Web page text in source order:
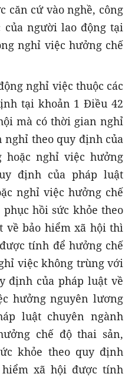
căn cứ vào nghề, công
người lao động tại
nghỉ việc hưởng chế
nghỉ việc thuộc các
tại khoản 1 Điều 42
mà có thời gian nghỉ
theo quy định của
hoặc nghỉ việc hưởng
định của pháp luật
nghỉ việc hưởng chế
hồi sức khỏe theo
về bảo hiểm xã hội thì
tính để hưởng chế
việc không trùng với
định của pháp luật về
hưởng nguyên lương
luật chuyên ngành
chế độ thai sản,
khỏe theo quy định
xã hội được tính